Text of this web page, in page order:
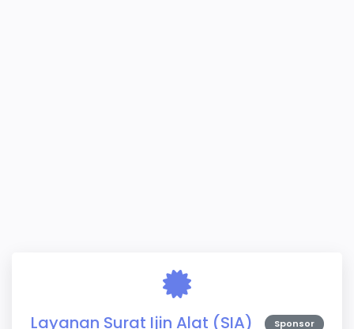
Layanan Surat Ijin Alat (SIA) Sponsor